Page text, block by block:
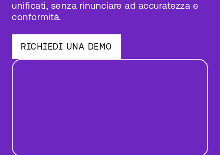
unificati, senza rinunciare ad accuratezza e
conformità.
RICHIEDI UNA DEMO
Guarda
(0:59)